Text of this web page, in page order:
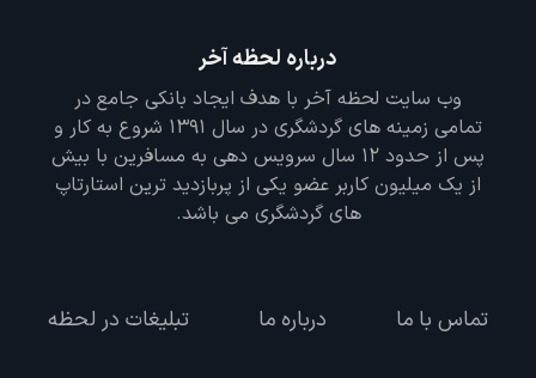
درباره لحظه آخر
وب سایت لحظه آخر با هدف ایجاد بانکی جامع در
تمامی زمینه های گردشگری در سال 1391 شروع به کار و
پس از حدود 12 سال سرویس دهی به مسافرین با بیش
از یک میلیون کاربر عضو یکی از پربازدید ترین استارتاپ
های گردشگری می باشد.
تماس با ما درباره ما تبلیغات در لحظه